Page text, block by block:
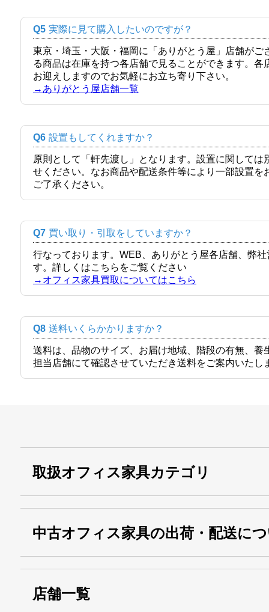
Q5 実際に見て購入したいのですが？
東京・埼玉・大阪・福岡に「ありがとう屋」店舗が
る商品は在庫を持つ各店舗で見ることができます。
お迎えしますのでお気軽にお立ち寄り下さい。
→ありがとう屋店舗一覧
Q6 設置もしてくれますか？
原則として「軒先渡し」となります。設置に関して
せください。なお商品や配送条件等により一部設置
ご了承ください。
Q7 買い取り・引取をしていますか？
行なっております。WEB、ありがとう屋各店舗、弊
す。詳しくはこちらをご覧ください
→オフィス家具買取についてはこちら
Q8 送料いくらかかりますか？
送料は、品物のサイズ、お届け地域、階段の有無、
担当店舗にて確認させていただき送料をご案内いたし
取扱オフィス家具カテゴリ
中古オフィス家具の出荷・配送に
店舗一覧